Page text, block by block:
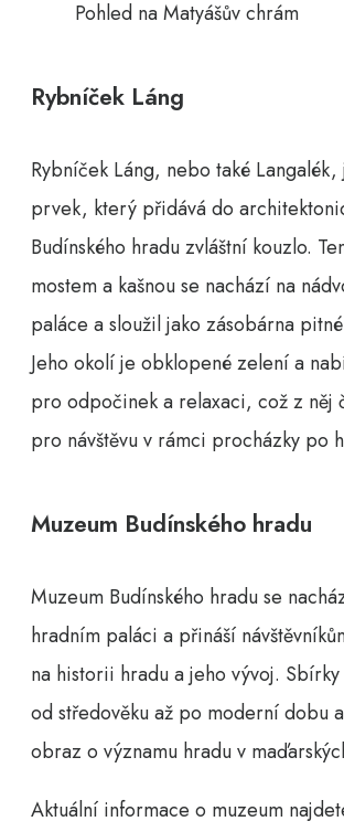
Pohled na Matyášův chrám
Rybníček Láng
Rybníček Láng, nebo také
prvek, který přidává do
Budínského hradu zvláštní kouzlo.
mostem a kašnou se nachází na
paláce a sloužil jako zásobárna
Jeho okolí je obklopené zelení a
pro odpočinek a relaxaci, což z něj
pro návštěvu v rámci procházky po
Muzeum Budínského hradu
Muzeum Budínského hradu se
hradním paláci a přináší
na historii hradu a jeho vývoj.
od středověku až po moderní dobu
obraz o významu hradu v
Aktuální informace o muzeum